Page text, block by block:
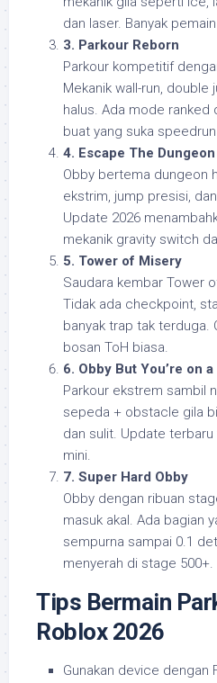
dan laser. Banyak
3. Parkour Reborn
Parkour kompetitif
Mekanik wall-run, double
halus. Ada mode
buat yang suka
4. Escape The
Obby bertema dungeon
ekstrim, jump presisi,
Update 2026
mekanik gravity switch
5. Tower of Misery
Saudara kembar Tower
Tidak ada checkpoint,
banyak trap tak terduga.
bosan ToH biasa.
6. Obby But You’re on a
Parkour ekstrem sambil
sepeda + obstacle gila
dan sulit. Update
mini.
7. Super Hard Obby
Obby dengan ribuan
masuk akal. Ada bagian
sempurna sampai 0.1
menyerah di stage 500+.
Tips Bermain
Roblox 2026
Gunakan device dengan